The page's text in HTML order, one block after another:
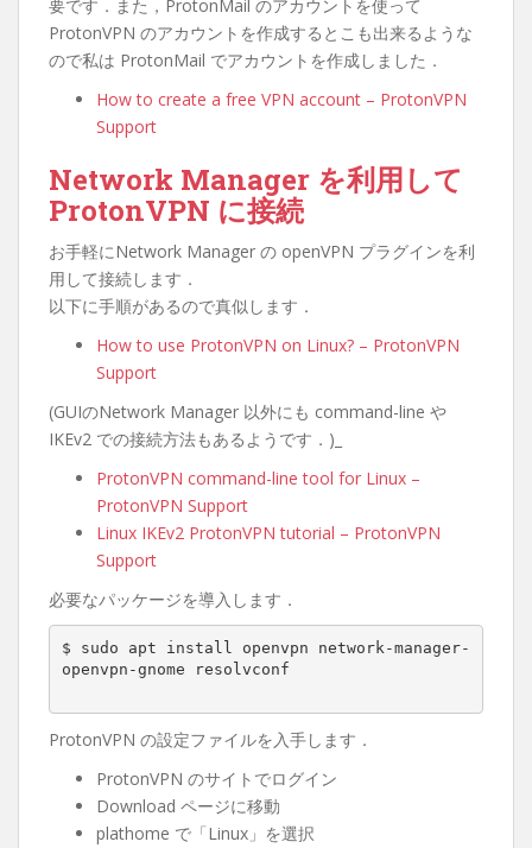
要です．また，ProtonMail のアカウントを使って
ProtonVPN のアカウントを作成するとこも出来るような
ので私は ProtonMail でアカウントを作成しました．
How to create a free VPN account – ProtonVPN
Support
Network Manager を利用して
ProtonVPN に接続
お手軽にNetwork Manager の openVPN プラグインを利
用して接続します．
以下に手順があるので真似します．
How to use ProtonVPN on Linux? – ProtonVPN
Support
(GUIのNetwork Manager 以外にも command-line や
IKEv2 での接続方法もあるようです．)_
ProtonVPN command-line tool for Linux –
ProtonVPN Support
Linux IKEv2 ProtonVPN tutorial – ProtonVPN
Support
必要なパッケージを導入します．
$ sudo apt install openvpn network-manager-
openvpn-gnome resolvconf
ProtonVPN の設定ファイルを入手します．
ProtonVPN のサイトでログイン
Download ページに移動
plathome で「Linux」を選択